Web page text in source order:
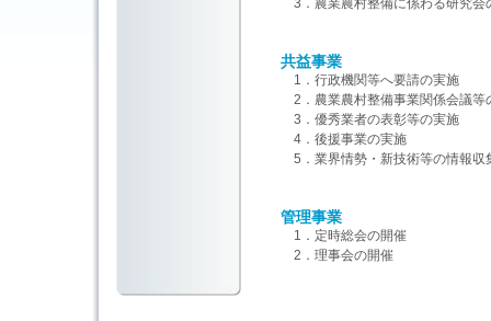
3．農業農村整備に係わる研究会
共益事業
1．行政機関等へ要請の実施
2．農業農村整備事業関係会議等
3．優秀業者の表彰等の実施
4．後援事業の実施
5．業界情勢・新技術等の情報収
管理事業
1．定時総会の開催
2．理事会の開催